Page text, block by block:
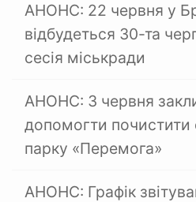
АНОНС: 22 червня у
відбудеться 30-та
сесія міськради
АНОНС: 3 червня
допомогти почистити
парку «Перемога»
АНОНС: Графік